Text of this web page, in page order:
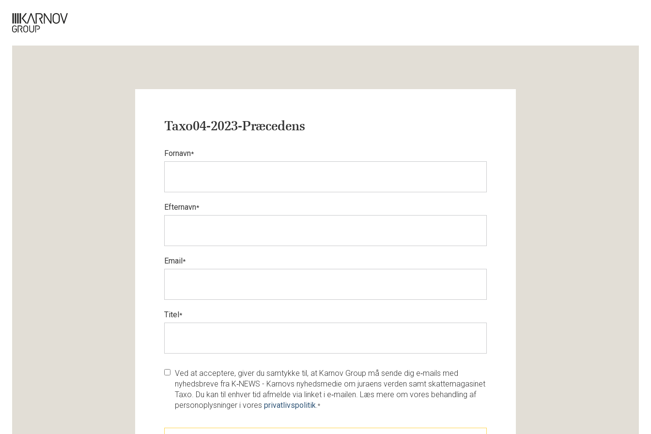
Taxo04-2023-Præcedens
Fornavn*
Efternavn*
Email*
Titel*
Ved at acceptere, giver du samtykke til, at Karnov Group må sende dig e‑mails med
nyhedsbreve fra K‑NEWS - Karnovs nyhedsmedie om juraens verden samt skattemagasinet
Taxo. Du kan til enhver tid afmelde via linket i e‑mailen. Læs mere om vores behandling af
personoplysninger i voresprivatlivspolitik.*